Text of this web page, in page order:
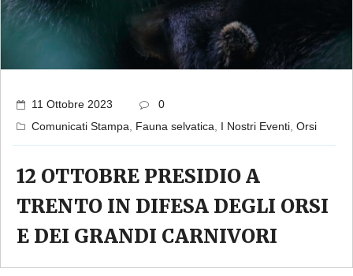
11 Ottobre 2023
0
Comunicati Stampa, Fauna selvatica, I Nostri Eventi, Orsi
12 OTTOBRE PRESIDIO A
TRENTO IN DIFESA DEGLI ORSI
E DEI GRANDI CARNIVORI